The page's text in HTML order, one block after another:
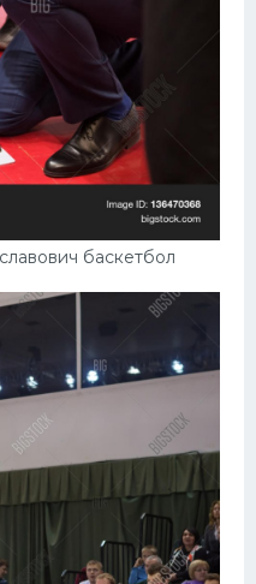
баскетбол